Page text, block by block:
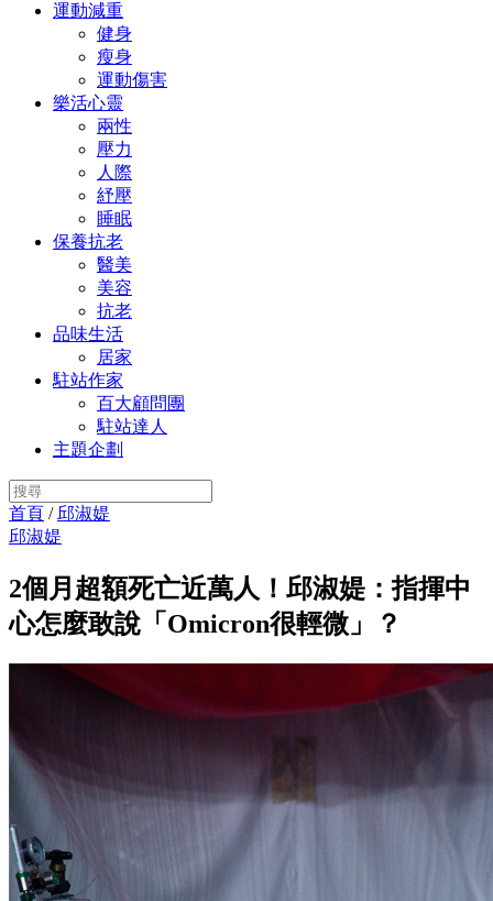
運動減重
健身
瘦身
運動傷害
樂活心靈
兩性
壓力
人際
紓壓
睡眠
保養抗老
醫美
美容
抗老
品味生活
居家
駐站作家
百大顧問團
駐站達人
主題企劃
首頁 /邱淑媞
邱淑媞
2個月超額死亡近萬人！邱淑媞：指揮中
心怎麼敢說「Omicron很輕微」？